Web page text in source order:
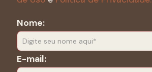
Nome:
E-mail: